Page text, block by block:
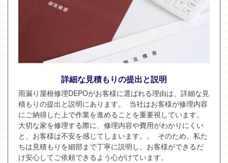
詳細な見積もりの提出と説明
雨漏り屋根修理DEPOがお客様に選ばれる理由は、詳細な見
積もりの提出と説明にあります。 当社はお客様が修理内容
にご納得した上で作業を進めることを重要視しています。
大切な家を修理する際に、修理内容や費用がわかりにくい
と、お客様は不安を感じてしまいます。。 そのため、私た
ちは見積もりを細部まで丁寧に説明し、お客様ができるだ
け安心してご依頼できるよう心がけています。